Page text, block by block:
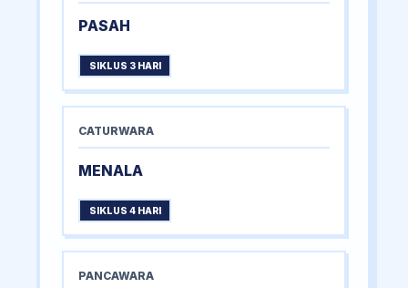
PASAH
SIKLUS 3 HARI
CATURWARA
MENALA
SIKLUS 4 HARI
PANCAWARA